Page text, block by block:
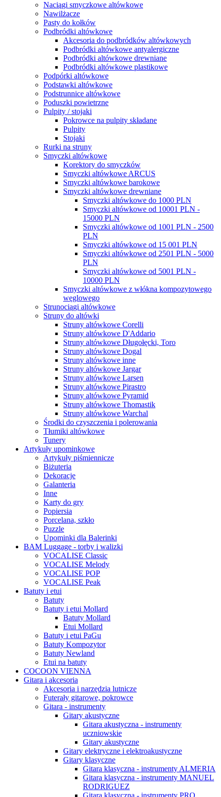
Naciągi smyczkowe altówkowe
Nawilżacze
Pasty do kołków
Podbródki altówkowe
Akcesoria do podbródków altówkowych
Podbródki altówkowe antyalergiczne
Podbródki altówkowe drewniane
Podbródki altówkowe plastikowe
Podpórki altówkowe
Podstawki altówkowe
Podstrunnice altówkowe
Poduszki powietrzne
Pulpity / stojaki
Pokrowce na pulpity składane
Pulpity
Stojaki
Rurki na struny
Smyczki altówkowe
Korektory do smyczków
Smyczki altówkowe ARCUS
Smyczki altówkowe barokowe
Smyczki altówkowe drewniane
Smyczki altówkowe do 1000 PLN
Smyczki altówkowe od 10001 PLN -
15000 PLN
Smyczki altówkowe od 1001 PLN - 2500
PLN
Smyczki altówkowe od 15 001 PLN
Smyczki altówkowe od 2501 PLN - 5000
PLN
Smyczki altówkowe od 5001 PLN -
10000 PLN
Smyczki altówkowe z włókna kompozytowego
węglowego
Strunociągi altówkowe
Struny do altówki
Struny altówkowe Corelli
Struny altówkowe D'Addario
Struny altówkowe Długołęcki, Toro
Struny altówkowe Dogal
Struny altówkowe inne
Struny altówkowe Jargar
Struny altówkowe Larsen
Struny altówkowe Pirastro
Struny altówkowe Pyramid
Struny altówkowe Thomastik
Struny altówkowe Warchal
Środki do czyszczenia i polerowania
Tłumiki altówkowe
Tunery
Artykuły upominkowe
Artykuły piśmiennicze
Biżuteria
Dekoracje
Galanteria
Inne
Karty do gry
Popiersia
Porcelana, szkło
Puzzle
Upominki dla Balerinki
BAM Luggage - torby i walizki
VOCALISE Classic
VOCALISE Melody
VOCALISE POP
VOCALISE Peak
Batuty i etui
Batuty
Batuty i etui Mollard
Batuty Mollard
Etui Mollard
Batuty i etui PaGu
Batuty Kompozytor
Batuty Newland
Etui na batuty
COCOON VIENNA
Gitara i akcesoria
Akcesoria i narzędzia lutnicze
Futerały gitarowe, pokrowce
Gitara - instrumenty
Gitary akustyczne
Gitara akustyczna - instrumenty
uczniowskie
Gitary akustyczne
Gitary elektryczne i elektroakustyczne
Gitary klasyczne
Gitara klasyczna - instrumenty ALMERIA
Gitara klasyczna - instrumenty MANUEL
RODRIGUEZ
Gitara klasyczna - instrumenty PRO